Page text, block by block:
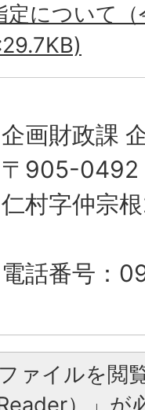
定について
企画財政課
〒905-0492
仁村字仲宗
電話番号：
ァイルを閲